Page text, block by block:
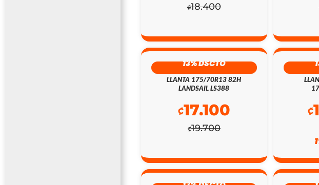
₡18.400
13% DSCTO
LLANTA 175/70R13 82H
LANDSAIL LS388
₡19.700
₡17.100 ₡